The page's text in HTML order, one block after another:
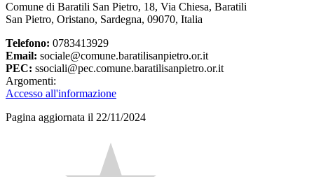
Comune di Baratili San Pietro, 18, Via Chiesa, Baratili
San Pietro, Oristano, Sardegna, 09070, Italia
Telefono: 0783413929
Email: sociale@comune.baratilisanpietro.or.it
PEC: ssociali@pec.comune.baratilisanpietro.or.it
Argomenti:
Accesso all'informazione
Pagina aggiornata il 22/11/2024